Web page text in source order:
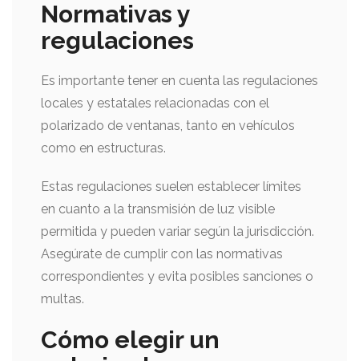
Normativas y
regulaciones
Es importante tener en cuenta las regulaciones
locales y estatales relacionadas con el
polarizado de ventanas, tanto en vehículos
como en estructuras.
Estas regulaciones suelen establecer límites
en cuanto a la transmisión de luz visible
permitida y pueden variar según la jurisdicción.
Asegúrate de cumplir con las normativas
correspondientes y evita posibles sanciones o
multas.
Cómo elegir un